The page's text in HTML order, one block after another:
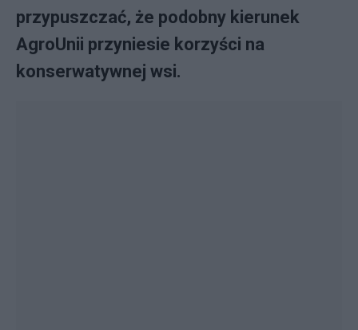
przypuszczać, że podobny kierunek
AgroUnii przyniesie korzyści na
konserwatywnej wsi.